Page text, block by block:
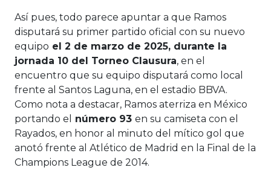
Así pues, todo parece apuntar a que Ramos
disputará su primer partido oficial con su nuevo
equipo el 2 de marzo de 2025, durante la
jornada 10 del Torneo Clausura, en el
encuentro que su equipo disputará como local
frente al Santos Laguna, en el estadio BBVA.
Como nota a destacar, Ramos aterriza en México
portando el
número 93 en su camiseta con el
Rayados, en honor al minuto del mítico gol que
anotó frente al Atlético de Madrid en la Final de la
Champions League de 2014.